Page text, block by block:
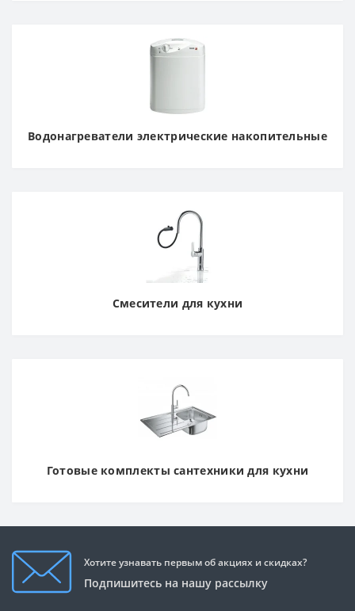
Водонагреватели электрические накопительные
Смесители для кухни
Готовые комплекты сантехники для кухни
Хотите узнавать первым об акциях и скидках?
Подпишитесь на нашу рассылку